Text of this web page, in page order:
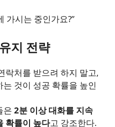
가시는 중인가요?”
지 전략
락처를 받으려 하지 말고,
것이 성공 확률을 높인
은 2분 이상 대화를 지속
확률이 높다고 강조한다.